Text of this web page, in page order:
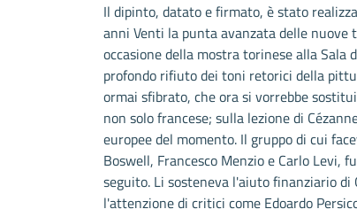
Il dipinto, datato e firmato, è stato
anni Venti la punta avanzata delle
occasione della mostra torinese alla
profondo rifiuto dei toni retorici della
ormai sfibrato, che ora si vorrebbe
non solo francese; sulla lezione di
europee del momento. Il gruppo di cui
Boswell, Francesco Menzio e Carlo Levi,
seguito. Li sosteneva l'aiuto finanziario
l'attenzione di critici come Edoardo